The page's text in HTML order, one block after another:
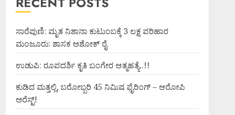
ಸಾರೆಪುಣಿ: ಮೃತ ನಿಶಾನಾ ಕುಟುಂಬಕ್ಕೆ 3 ಲಕ್ಷ ಪರಿಹಾರ
ಮಂಜೂರು: ಶಾಸಕ ಅಶೋಕ್ ರೈ
ಉಡುಪಿ: ರೂಪದರ್ಶಿ ಕೃತಿ ಬಂಗೇರ ಆತ್ಮಹತ್ಯೆ..!!
ಕುಡಿದ ಮತ್ತಲ್ಲಿ, ಬರೋಬ್ಬರಿ 45 ನಿಮಿಷ ಫೈರಿಂಗ್ – ಆರೋಪಿ
ಅರೆಸ್ಟ್!